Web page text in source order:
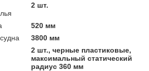
2 шт.
520 мм
3800 мм
2 шт., черные пластиковые,
максимальный статический
радиус 360 мм